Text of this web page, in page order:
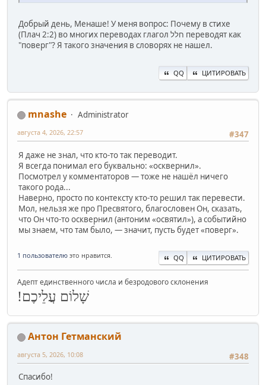
Добрый день, Менаше! У меня вопрос: Почему в стихе
(Плач 2:2) во многих переводах глагол חלל переводят как
"поверг"? Я такого значения в словорях не нашел.
QQ ЦИТИРОВАТЬ
mnashe
Administrator
#347
августа 4, 2026, 22:57
Я даже не знал, что кто-то так переводит.
Я всегда понимал его буквально: «осквернил».
Посмотрел у комментаторов — тоже не нашёл ничего
такого рода...
Наверно, просто по контексту кто-то решил так перевести.
Мол, нельзя же про Пресвятого, благословен Он, сказать,
что Он что-то осквернил (антоним «освятил»), а событийно
мы знаем, что там было, — значит, пусть будет «поверг».
1 пользователю это нравится. QQ ЦИТИРОВАТЬ
Адепт единственного числа и безродового склонения
שָׁלוֹם עֲלֵיכֶם!
Антон Гетманский
#348
августа 5, 2026, 10:08
Спасибо!